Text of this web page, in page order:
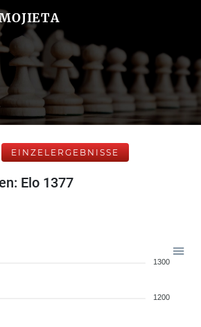
EINZELERGEBNISSE
Elo 1377
1300
1200